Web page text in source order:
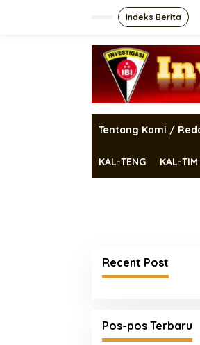
Indeks Berita
Tentang Kami /
KAL-TENG KAL-TIM
Recent Post
Pos-pos Terbaru